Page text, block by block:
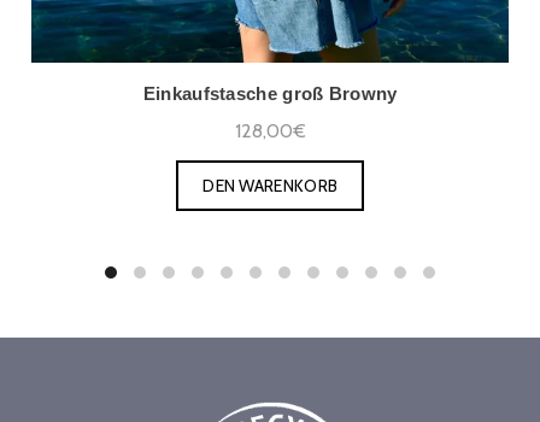
Einkaufstasche groß Browny
128,00€
DEN WARENKORB